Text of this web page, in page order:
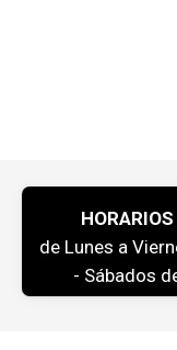
de Lunes a
- Sábados